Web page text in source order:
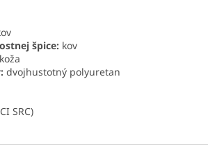
špice: kov
koža
dvojhustotný polyuretan
SRC)